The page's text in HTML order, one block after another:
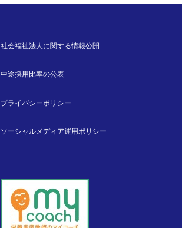
社会福祉法人に関する情報公開
中途採用比率の公表
プライバシーポリシー
ソーシャルメディア運用ポリシー